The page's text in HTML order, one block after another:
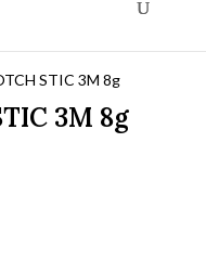
STIC 3M 8g
3M 8g